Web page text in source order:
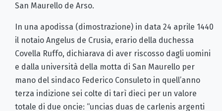
San Maurello de Arso.
In una apodissa (dimostrazione) in data 24 aprile 1440
il notaio Angelus de Crusia, erario della duchessa
Covella Ruffo, dichiarava di aver riscosso dagli uomini
e dalla università della motta di San Maurello per
mano del sindaco Federico Consuleto in quell’anno
terza indizione sei colte di tarì dieci per un valore
totale di due oncie: “uncias duas de carlenis argenti